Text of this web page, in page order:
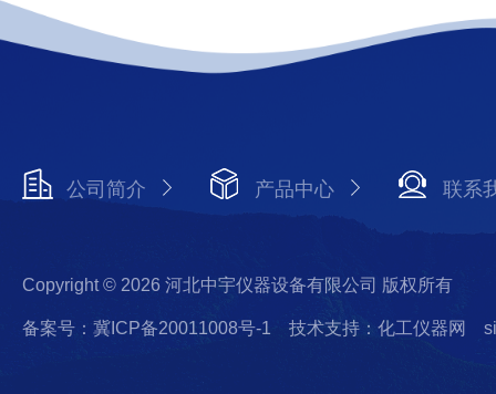
公司简介 产品中心 联系
Copyright © 2026 河北中宇仪器设备有限公司 版权所有
备案号：冀ICP备20011008号-1 技术支持：化工仪器网